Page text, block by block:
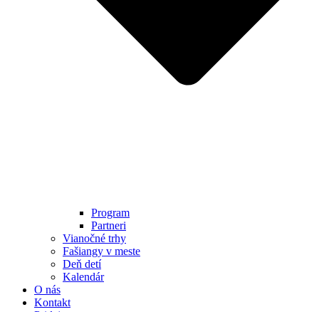
Program
Partneri
Vianočné trhy
Fašiangy v meste
Deň detí
Kalendár
O nás
Kontakt